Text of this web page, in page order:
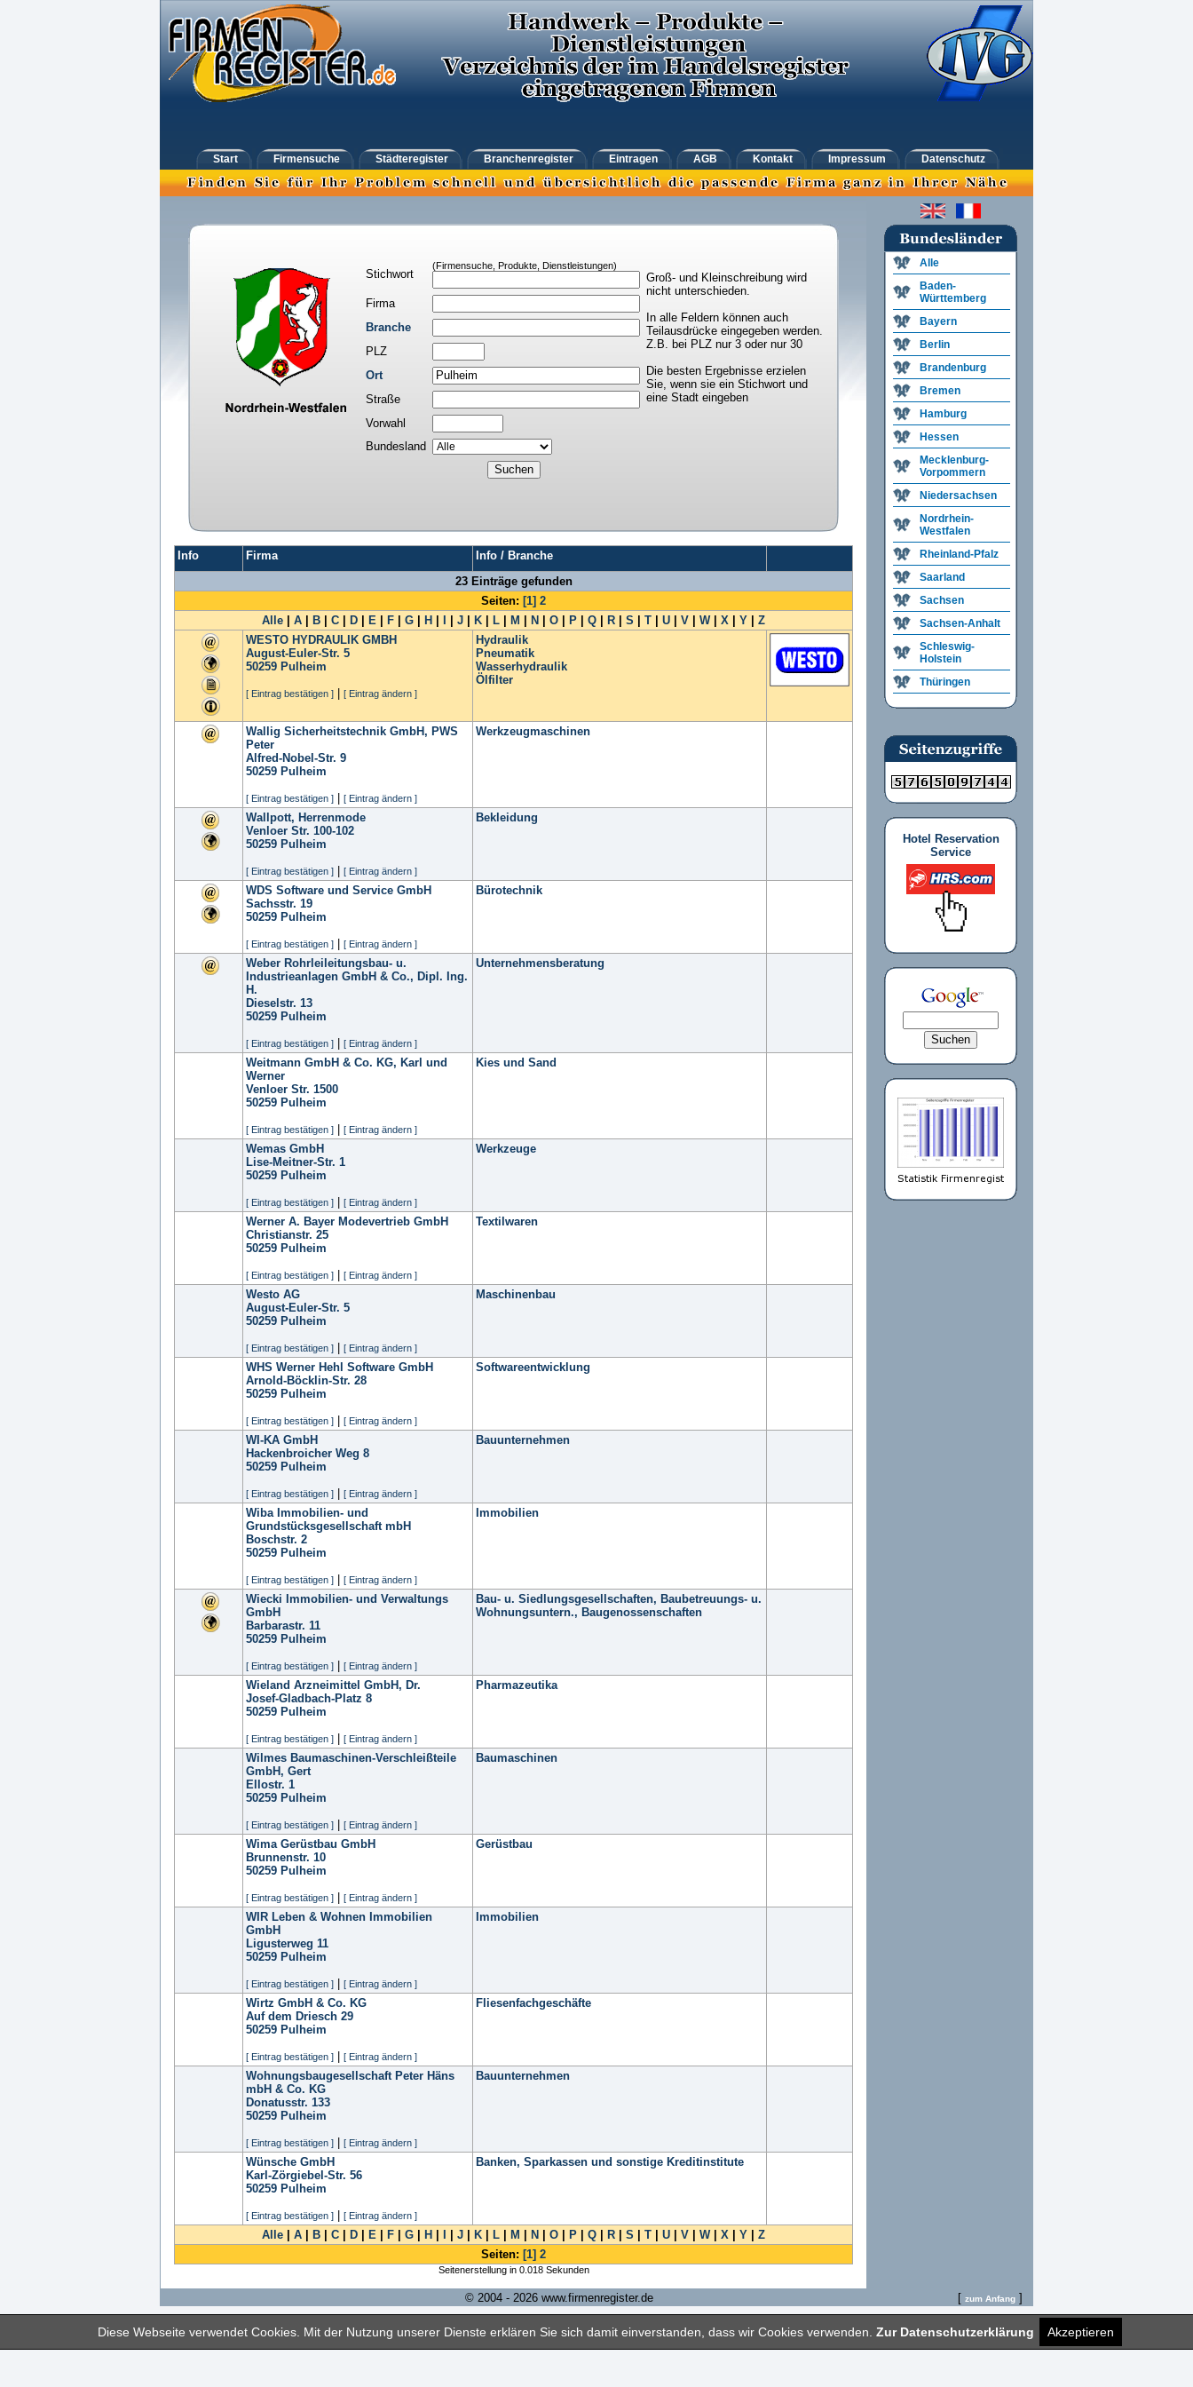
Diese Webseite verwendet Cookies. Mit der Nutzung unserer Dienste erklären Sie sich damit einverstanden, dass wir Cookies verwenden. Zur Datenschutzerklärung Akzeptieren
Start Firmensuche Städteregister Branchenregister Eintragen AGB Kontakt Impressum Datenschutz
Stichwort
(Firmensuche, Produkte, Dienstleistungen)
Groß- und Kleinschreibung wird
nicht unterschieden.
In alle Feldern können auch
Teilausdrücke eingegeben werden.
Z.B. bei PLZ nur 3 oder nur 30
Die besten Ergebnisse erzielen
Sie, wenn sie ein Stichwort und
eine Stadt eingeben
Firma
Branche
PLZ
Ort
Straße
Vorwahl
Bundesland
Info Firma
Info / Branche
23 Einträge gefunden
Seiten: [1] 2
Alle
A B C D E F G H J K L M N O P Q R S T U V W| X Y
Z
WESTO HYDRAULIK GMBH
August-Euler-Str. 5
50259 Pulheim
[ Eintrag bestätigen ] [ Eintrag ändern ]
Hydraulik
Pneumatik
Wasserhydraulik
Ölfilter
Wallig Sicherheitstechnik GmbH, PWS
Peter
Alfred-Nobel-Str. 9
50259 Pulheim
[ Eintrag bestätigen ] [ Eintrag ändern ]
Werkzeugmaschinen
Wallpott, Herrenmode
Venloer Str. 100-102
50259 Pulheim
[ Eintrag bestätigen ] [ Eintrag ändern ]
Bekleidung
WDS Software und Service GmbH
Sachsstr. 19
50259 Pulheim
[ Eintrag bestätigen ] [ Eintrag ändern ]
Bürotechnik
Weber Rohrleileitungsbau- u.
Industrieanlagen GmbH & Co., Dipl. Ing.
H.
Dieselstr. 13
50259 Pulheim
[ Eintrag bestätigen ] [ Eintrag ändern ]
Unternehmensberatung
Weitmann GmbH & Co. KG, Karl und
Werner
Venloer Str. 1500
50259 Pulheim
[ Eintrag bestätigen ] [ Eintrag ändern ]
Kies und Sand
Wemas GmbH
Lise-Meitner-Str. 1
50259 Pulheim
[ Eintrag bestätigen ] [ Eintrag ändern ]
Werkzeuge
Werner A. Bayer Modevertrieb GmbH
Christianstr. 25
50259 Pulheim
[ Eintrag bestätigen ] [ Eintrag ändern ]
Textilwaren
Westo AG
August-Euler-Str. 5
50259 Pulheim
[ Eintrag bestätigen ] [ Eintrag ändern ]
Maschinenbau
WHS Werner Hehl Software GmbH
Arnold-Böcklin-Str. 28
50259 Pulheim
[ Eintrag bestätigen ] [ Eintrag ändern ]
Softwareentwicklung
WI-KA GmbH
Hackenbroicher Weg 8
50259 Pulheim
[ Eintrag bestätigen ] [ Eintrag ändern ]
Bauunternehmen
Wiba Immobilien- und
Grundstücksgesellschaft mbH
Boschstr. 2
50259 Pulheim
[ Eintrag bestätigen ] [ Eintrag ändern ]
Immobilien
Wiecki Immobilien- und Verwaltungs
GmbH
Barbarastr. 11
50259 Pulheim
[ Eintrag bestätigen ] [ Eintrag ändern ]
Bau- u. Siedlungsgesellschaften, Baubetreuungs- u.
Wohnungsuntern., Baugenossenschaften
Wieland Arzneimittel GmbH, Dr.
Josef-Gladbach-Platz 8
50259 Pulheim
[ Eintrag bestätigen ] [ Eintrag ändern ]
Pharmazeutika
Wilmes Baumaschinen-Verschleißteile
GmbH, Gert
Ellostr. 1
50259 Pulheim
[ Eintrag bestätigen ] [ Eintrag ändern ]
Baumaschinen
Wima Gerüstbau GmbH
Brunnenstr. 10
50259 Pulheim
[ Eintrag bestätigen ] [ Eintrag ändern ]
Gerüstbau
WIR Leben & Wohnen Immobilien
GmbH
Ligusterweg 11
50259 Pulheim
[ Eintrag bestätigen ] [ Eintrag ändern ]
Immobilien
Wirtz GmbH & Co. KG
Auf dem Driesch 29
50259 Pulheim
[ Eintrag bestätigen ] [ Eintrag ändern ]
Fliesenfachgeschäfte
Wohnungsbaugesellschaft Peter Häns
mbH & Co. KG
Donatusstr. 133
50259 Pulheim
[ Eintrag bestätigen ] [ Eintrag ändern ]
Bauunternehmen
Wünsche GmbH
Karl-Zörgiebel-Str. 56
50259 Pulheim
[ Eintrag bestätigen ] [ Eintrag ändern ]
Banken, Sparkassen und sonstige Kreditinstitute
Alle A B C D E F G H J K L M N O P Q R S T U V W| X Y
Z
Seiten: [1] 2
Seitenerstellung in 0.018 Sekunden
Alle
Baden-
Württemberg
Bayern
Berlin
Brandenburg
Bremen
Hamburg
Hessen
Mecklenburg-
Vorpommern
Niedersachsen
Nordrhein-
Westfalen
Rheinland-Pfalz
Saarland
Sachsen
Sachsen-Anhalt
Schleswig-
Holstein
Thüringen
Hotel Reservation
Service
[ zum Anfang ]
© 2004 - 2026 www.firmenregister.de